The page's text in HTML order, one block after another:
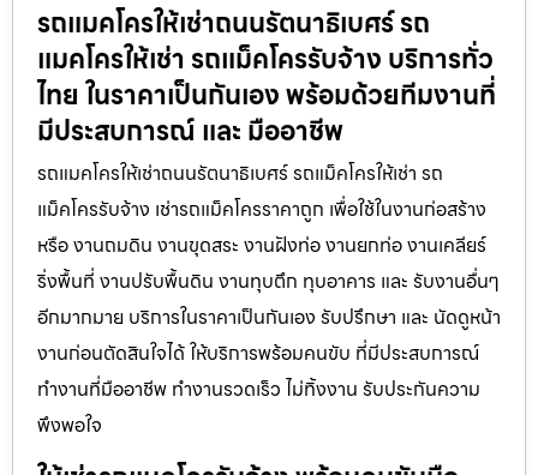
รถแมคโครให้เช่าถนนรัตนาธิเบศร์ รถ
แมคโครให้เช่า รถแม็คโครรับจ้าง บริการทั่ว
ไทย ในราคาเป็นกันเอง พร้อมด้วยทีมงานที่
มีประสบการณ์ และ มืออาชีพ
รถแมคโครให้เช่าถนนรัตนาธิเบศร์ รถแม็คโครให้เช่า รถ
แม็คโครรับจ้าง เช่ารถแม็คโครราคาถูก เพื่อใช้ในงานก่อสร้าง
หรือ งานถมดิน งานขุดสระ งานฝังท่อ งานยกท่อ งานเคลียร์
ริ่งพื้นที่ งานปรับพื้นดิน งานทุบตึก ทุบอาคาร และ รับงานอื่นๆ
อีกมากมาย บริการในราคาเป็นกันเอง รับปรึกษา และ นัดดูหน้า
งานก่อนตัดสินใจได้ ให้บริการพร้อมคนขับ ที่มีประสบการณ์
ทำงานที่มืออาชีพ ทำงานรวดเร็ว ไม่ทิ้งงาน รับประกันความ
พึงพอใจ